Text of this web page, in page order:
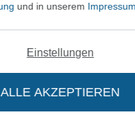
In deinen
AGB
Datenschutz
Shop wechseln
und in unserem Impressum
Einstellungen
ALLE AKZEPTIEREN